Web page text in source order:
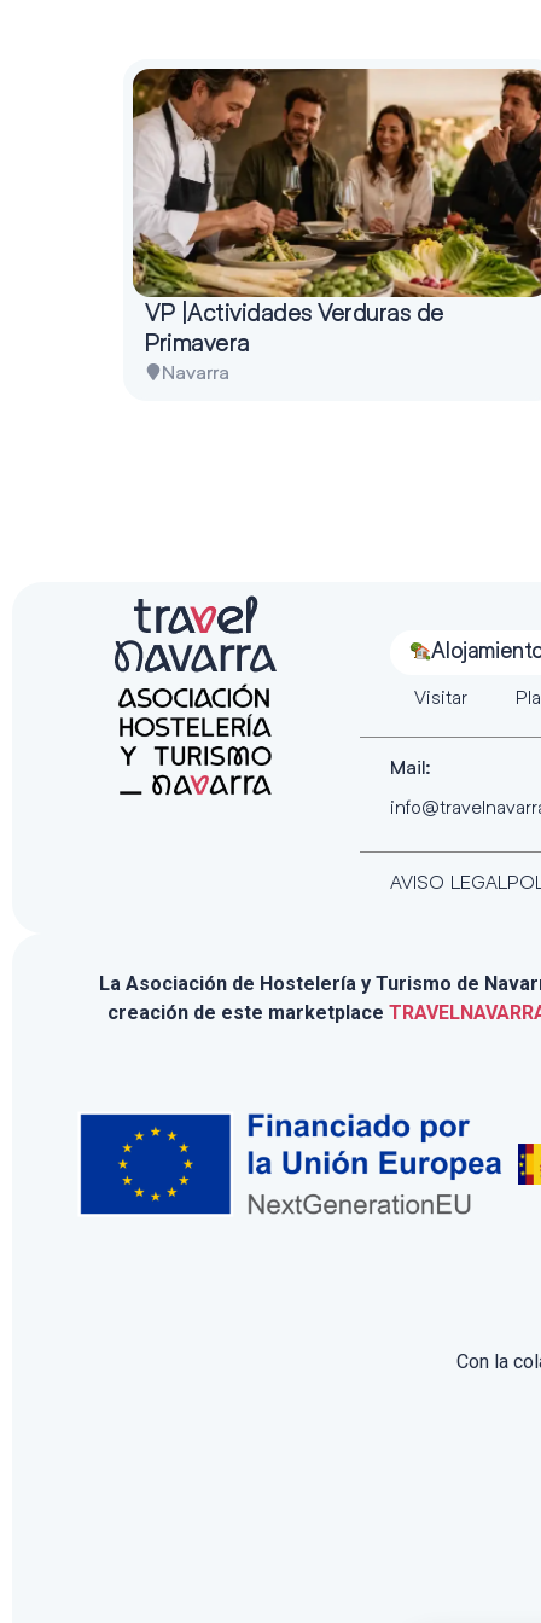
VP |Actividades Verduras de
Primavera
Navarra
Visitar
Mail:
AVISO LEGAL
La Asociación de Hostelería y Turismo de
creación de este marketplace
Con la